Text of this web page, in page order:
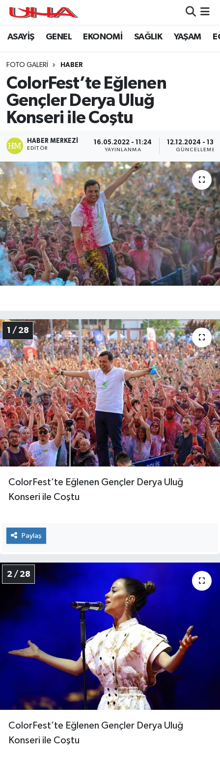
ASAYİŞ GENEL EKONOMİ SAĞLIK YAŞAM
FOTO GALERI HABER
ColorFest’te Eğlenen
Gençler Derya Uluğ
Konseri ile Coştu
HABER MERKEZI
EDITÖR
16.05.2022 - 11:24
YAYINLANMA
12.12.2024 -
GÜNCELLEME
1 / 28
ColorFest’te Eğlenen Gençler Derya Uluğ
Konseri ile Coştu
Paylaş
2 / 28
ColorFest’te Eğlenen Gençler Derya Uluğ
Konseri ile Coştu
ASAYİŞ
GÜNDEM
GENEL
YAŞAM
SAĞLIK
LEZETLERİMİZ
EKONOMİ
EĞİTİM
ÇEVRE
DÜNYA
HABERDE İNSAN
KAMPANYALAR
KÜLTÜR-SANAT
Magazin
ÖZEL HABER
POLİTİKA
SİYASET
VEFATLAR
Yerel
Nöbetçi Eczaneler
Hava Durumu
Namaz Vakitleri
Trafik Durumu
Puan Durumu ve Fikstür
Tüm Manşetler
Son Dakika Haberleri
Haber Arşivi